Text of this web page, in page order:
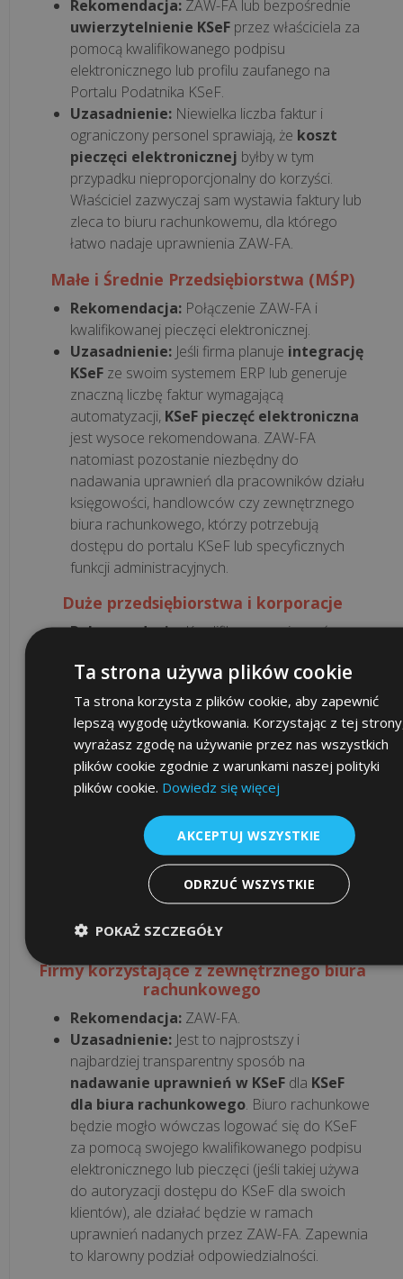
wyborze
dostawcy
może
throttling...
outsourcingowa
przełamać
przestój
spowodowany
wsparcia
informaty...
NAJPOPULARNIEJSZE
Rekomendacja:ZAW-FA lub bezpośrednie
uwierzytelnienie KSeFprzez właściciela za
pomocą kwalifikowanego podpisu
elektronicznego lub profilu zaufanego na
Portalu Podatnika KSeF.
Uzasadnienie:Niewielka liczba faktur i
ograniczony personel sprawiają, że koszt
pieczęci elektronicznej byłby w tym
przypadku nieproporcjonalny do korzyści.
Właściciel zazwyczaj sam wystawia faktury lub
zleca to biuru rachunkowemu, dla którego
łatwo nadaje uprawnienia ZAW-FA.
Małe i Średnie Przedsiębiorstwa (MŚP)
Rekomendacja:Połączenie ZAW-FA i
kwalifikowanej pieczęci elektronicznej.
Uzasadnienie:Jeśli firma planuje integrację
KSeFze swoim systemem ERP lub generuje
znaczną liczbę faktur wymagającą
automatyzacji, KSeF pieczęć elektroniczna
jest wysoce rekomendowana. ZAW-FA
natomiast pozostanie niezbędny do
nadawania uprawnień dla pracowników działu
księgowości, handlowców czy zewnętrznego
biura rachunkowego, którzy potrzebują
dostępu do portalu KSeF lub specyficznych
funkcji administracyjnych.
Duże przedsiębiorstwa i korporacje
Rekomendacja:Kwalifikowana pieczęć
ZAW-FA.
Uzasadnienie:Automatyzacja KSeFi
procesów fakturowania jest absolutnie
kluczowa ze względu na skalę działalności.
Pieczęć elektroniczna stanie się fundamentem
bezpiecznej i efektywnej komunikacji z KSeF
będzie wykorzystywany strategicznie do
zarządzania dostępem dla ograniczonej liczby
kluczowych pracowników, którzy potrzebują
dostępu do bardziej zaawansowanych funkcji
uprawnieniami, audyt).
Firmy korzystające z zewnętrznego biura
rachunkowego
Rekomendacja:ZAW-FA.
Uzasadnienie:Jest to najprostszy i
najbardziej transparentny sposób na
nadawanie uprawnień w KSeFdla KSeF
dla biura rachunkowego. Biuro rachunkowe
będzie mogło wówczas logować się do KSeF
za pomocą swojego kwalifikowanego podpisu
elektronicznego lub pieczęci (jeśli takiej używa
do autoryzacji dostępu do KSeF dla swoich
klientów), ale działać będzie w ramach
uprawnień nadanych przez ZAW-FA. Zapewnia
to klarowny podział odpowiedzialności.
Ta strona używa plików cookie
Ta strona korzysta z plików cookie, aby zapewnić
lepszą wygodę użytkowania. Korzystając z tej
wyrażasz zgodę na używanie przez nas wszystkich
plików cookie zgodnie z warunkami naszej polityki
plików cookie. Dowiedz się więcej
AKCEPTUJ WSZYSTKIE
ODRZUĆ WSZYSTKIE
POKAŻ SZCZEGÓŁY